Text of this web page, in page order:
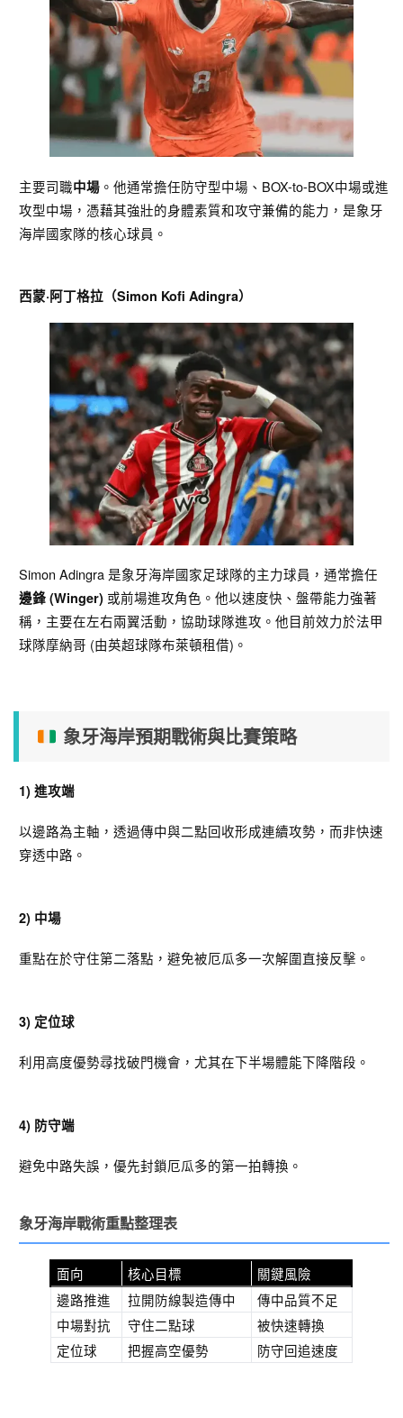
主要司職中場 。他通常擔任防守型中場、BOX-to-BOX中場或進
攻型中場，憑藉其強壯的身體素質和攻守兼備的能力，是象牙
海岸國家隊的核心球員。
西蒙·阿丁格拉（Simon Kofi Adingra）
Simon Adingra 是象牙海岸國家足球隊的主力球員，通常擔任
邊鋒 (Winger) 或前場進攻角色。他以速度快、盤帶能力強著
稱，主要在左右兩翼活動，協助球隊進攻。他目前效力於法甲
球隊摩納哥 (由英超球隊布萊頓租借)。
象牙海岸預期戰術與比賽策略
1) 進攻端
以邊路為主軸，透過傳中與二點回收形成連續攻勢，而非快速
穿透中路。
2) 中場
重點在於守住第二落點，避免被厄瓜多一次解圍直接反擊。
3) 定位球
利用高度優勢尋找破門機會，尤其在下半場體能下降階段。
4) 防守端
避免中路失誤，優先封鎖厄瓜多的第一拍轉換。
象牙海岸戰術重點整理表
面向 核心目標
關鍵風險
邊路推進
拉開防線製造傳中
傳中品質不足
中場對抗
守住二點球
被快速轉換
定位球
把握高空優勢 防守回追速度